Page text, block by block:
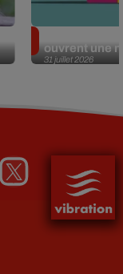
31 juillet 2026
ouvrent une